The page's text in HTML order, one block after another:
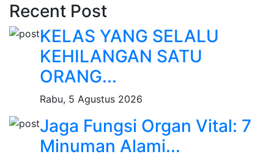
Recent Post
KELAS YANG SELALU
KEHILANGAN SATU
ORANG...
Rabu, 5 Agustus 2026
Jaga Fungsi Organ Vital: 7
Minuman Alami...